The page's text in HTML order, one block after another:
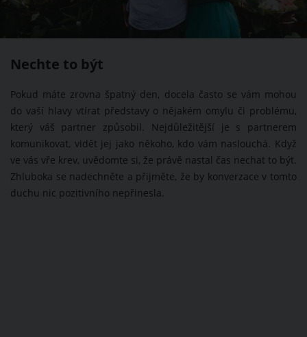
Nechte to být
Pokud máte zrovna špatný den, docela často se vám mohou
do vaší hlavy vtírat představy o nějakém omylu či problému,
který váš partner způsobil. Nejdůležitější je s partnerem
komunikovat, vidět jej jako někoho, kdo vám naslouchá. Když
ve vás vře krev, uvědomte si, že právě nastal čas nechat to být.
Zhluboka se nadechněte a přijměte, že by konverzace v tomto
duchu nic pozitivního nepřinesla.